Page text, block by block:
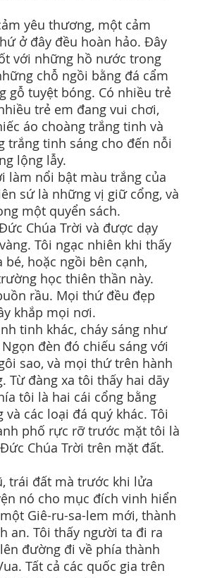
yêu thương, một cảm
ở đây đều hoàn hảo. Đây
với những hồ nước trong
chỗ ngồi bằng đá cẩm
gỗ tuyệt bóng. Có nhiều trẻ
trẻ em đang vui chơi,
áo choàng trắng tinh và
trắng tinh sáng cho đến nỗi
lộng lẫy.
làm nổi bật màu trắng của
sứ là những vị giữ cổng, và
một quyển sách.
Chúa Trời và được dạy
Tôi ngạc nhiên khi thấy
hoặc ngồi bên cạnh,
học thiên thần này.
rầu. Mọi thứ đều đẹp
khắp mọi nơi.
tinh khác, cháy sáng như
đèn đó chiếu sáng với
sao, và mọi thứ trên hành
Từ đàng xa tôi thấy hai dãy
tôi là hai cái cổng bằng
các loại đá quý khác. Tôi
phố rực rỡ trước mặt tôi là
Chúa Trời trên mặt đất.
trái đất mà trước khi lửa
nó cho mục đích vinh hiển
Giê-ru-sa-lem mới, thành
an. Tôi thấy người ta đi ra
đường đi về phía thành
Tất cả các quốc gia trên